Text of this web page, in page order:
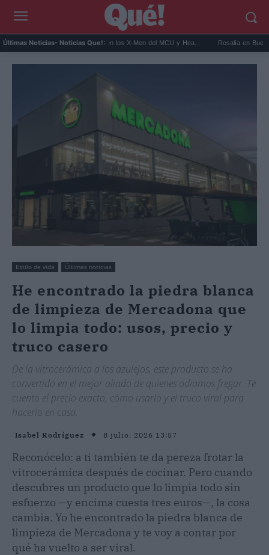
Últimas Noticias- Noticias Que!:
Kit Connor será Cíclope en los X-Men del MCU y Hea... Rosalía en Buenos
Estilo de vida Últimas noticias
He encontrado la piedra blanca
de limpieza de Mercadona que
lo limpia todo: usos, precio y
truco casero
De la vitrocerámica a los azulejos, este producto se ha
convertido en el mejor aliado de quienes odiamos fregar. Te
cuento el precio exacto, cómo usarlo y el truco viral para
hacerlo en casa.
Isabel Rodríguez 8 julio, 2026 13:57
Reconócelo: a ti también te da pereza frotar la
vitrocerámica después de cocinar. Pero cuando
descubres un producto que lo limpia todo sin
esfuerzo —y encima cuesta tres euros—, la cosa
cambia. Yo he encontrado la piedra blanca de
limpieza de Mercadona y te voy a contar por
qué ha vuelto a ser viral.